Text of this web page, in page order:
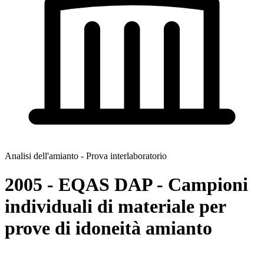
Analisi dell'amianto - Prova interlaboratorio
2005 - EQAS DAP - Campioni
individuali di materiale per
prove di idoneità amianto